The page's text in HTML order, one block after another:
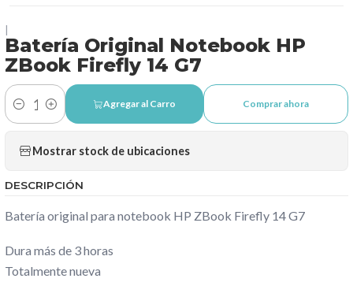
Batería Original Notebook HP
ZBook Firefly 14 G7
Cantidad
Agregar al Carro Comprar ahora
Mostrar stock de ubicaciones
DESCRIPCIÓN
Batería original para notebook HP ZBook Firefly 14 G7
Dura más de 3 horas
Totalmente nueva